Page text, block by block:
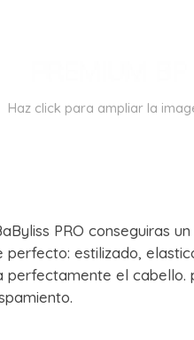
Haz click para ampliar la
PRO conseguiras
estilizado,
perfectamente el cabello.